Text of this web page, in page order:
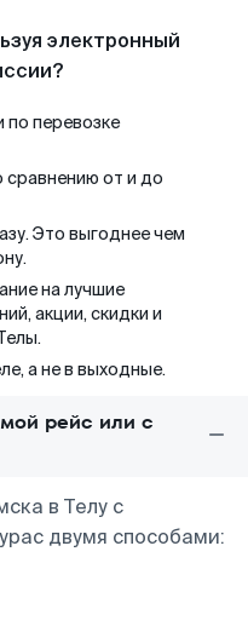
электронный
по перевозке
сравнению от и до
Это выгоднее чем
на лучшие
акции, скидки и
а не в выходные.
рейс или с
в Телу с
двумя способами: